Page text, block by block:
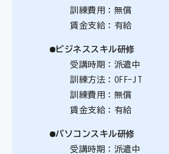
訓練費用：無償
賃金支給：有給
ビジネススキル研修
受講時期：派遣中
訓練方法：OFF-JT
訓練費用：無償
賃金支給：有給
パソコンスキル研修
受講時期：派遣中